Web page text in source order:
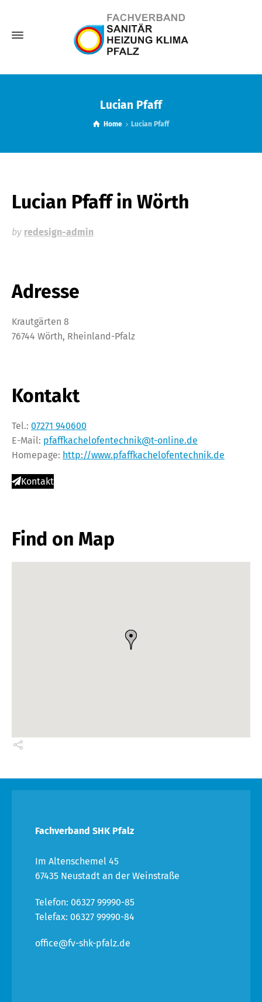
Lucian Pfaff
Home Lucian Pfaff
Lucian Pfaffin Wörth
by redesign-admin
Adresse
Krautgärten 8
76744 Wörth, Rheinland-Pfalz
Kontakt
Tel.: 07271 940600
E-Mail: pfaffkachelofentechnik@t-online.de
Homepage: http://www.pfaffkachelofentechnik.de
Kontakt
Find on Map
Fachverband SHK Pfalz
Im Altenschemel 45
67435 Neustadt an der Weinstraße
Telefon: 06327 99990-85
Telefax: 06327 99990-84
office@fv-shk-pfalz.de